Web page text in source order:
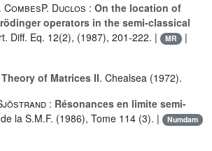
CombesP. Duclos : On the location of
operators in the semi-classical
Diff. Eq. 12(2), (1987), 201-222. | MR |
Theory of Matrices II. Chealsea (1972).
: Résonances en limite semi-
la S.M.F. (1986), Tome 114 (3). | Numdam